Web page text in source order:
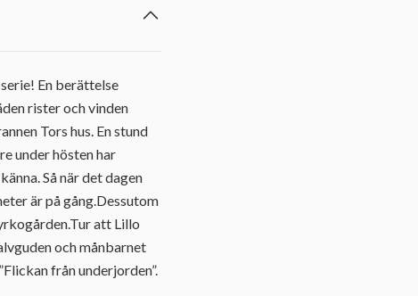
En berättelse
rister och vinden
Tors hus. En stund
under hösten har
Så när det dagen
är på gång.Dessutom
att Lillo
och månbarnet
från underjorden”.